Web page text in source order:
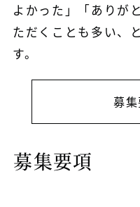
よかった」「ありが
ただくことも多い、
す。
募
募集要項